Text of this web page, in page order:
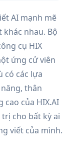
AI mạnh mẽ
nhau. Bộ
cụ HIX
ứng cử viên
có các lựa
thân
của HIX.AI
cho bất kỳ ai
viết của mình.